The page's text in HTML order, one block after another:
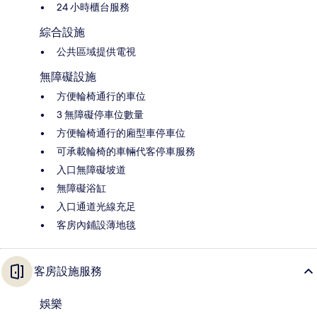
24 小時櫃台服務
綜合設施
公共區域提供電視
無障礙設施
方便輪椅通行的車位
3 無障礙停車位數量
方便輪椅通行的廂型車停車位
可承載輪椅的車輛代客停車服務
入口無障礙坡道
無障礙浴缸
入口通道光線充足
客房內鋪設薄地毯
客房設施服務
娛樂